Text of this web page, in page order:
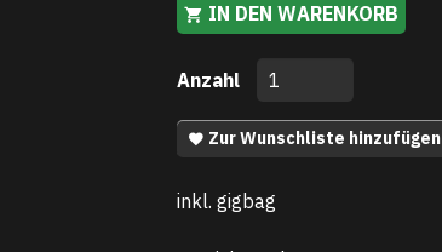
IN DEN WARENKORB
Anzahl
Zur Wunschliste hinzufügen
inkl. gigbag